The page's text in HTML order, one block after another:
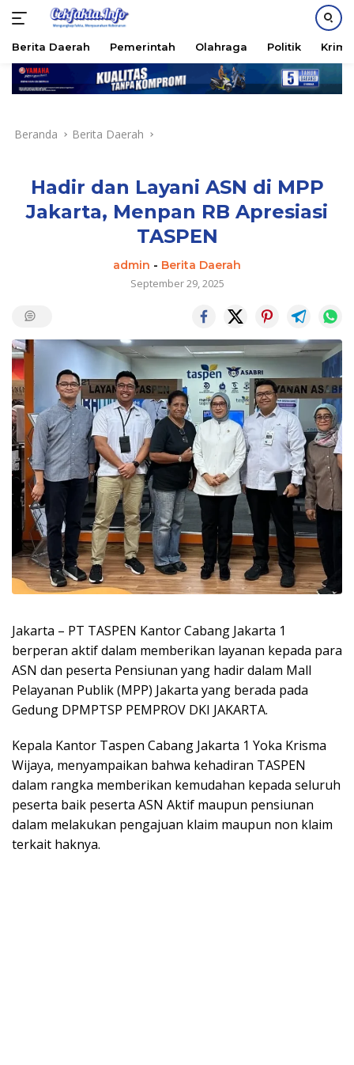
Langsung
Berita Daerah Pemerintah Olahraga Politik
Beranda Berita Daerah
Hadir dan Layani ASN di MPP
Jakarta, Menpan RB Apresiasi
TASPEN
admin - Berita Daerah
September 29, 2025
Jakarta – PT TASPEN Kantor Cabang Jakarta 1
berperan aktif dalam memberikan layanan kepada para
ASN dan peserta Pensiunan yang hadir dalam Mall
Pelayanan Publik (MPP) Jakarta yang berada pada
Gedung DPMPTSP PEMPROV DKI JAKARTA.
Kepala Kantor Taspen Cabang Jakarta 1 Yoka Krisma
Wijaya, menyampaikan bahwa kehadiran TASPEN
dalam rangka memberikan kemudahan kepada seluruh
peserta baik peserta ASN Aktif maupun pensiunan
dalam melakukan pengajuan klaim maupun non klaim
terkait haknya.